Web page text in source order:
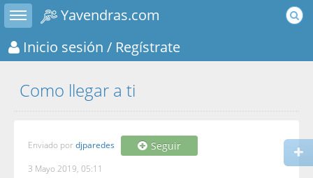
Toggle sidebar
Yavendras.com
Inicio sesión / Regístrate
Como llegar a ti
Enviado por djparedes Seguir
3 Mayo 2019, 05:11